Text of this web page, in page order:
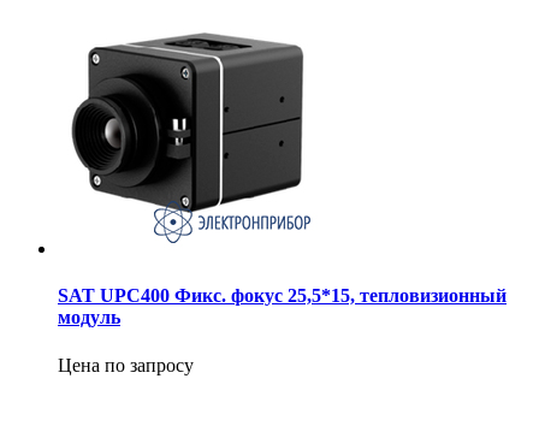
SAT UPC400 Фикс. фокус 25,5*15, тепловизионный
модуль
Цена по запросу